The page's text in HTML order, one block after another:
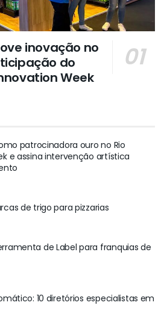
inovação no
do
Week
patrocinadora ouro no Rio
e assina intervenção artística
de trigo para pizzarias
de Label para franquias de
10 diretórios especialistas em